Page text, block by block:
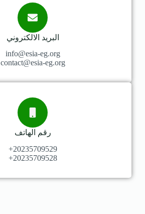
البريد الالكتروني
info@esia-eg.org
contact@esia-eg.org
رقم الهاتف
20235709529+
20235709528+